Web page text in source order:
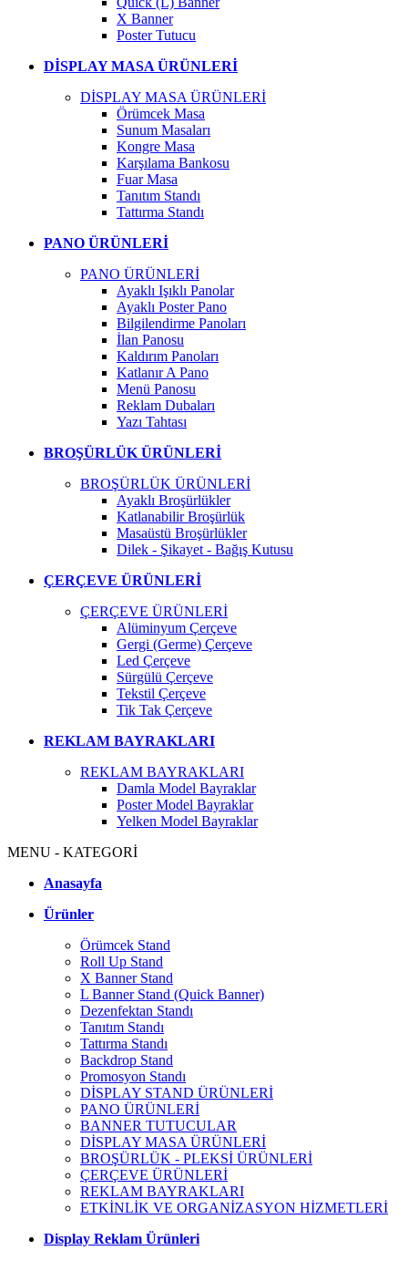
X Banner
Poster Tutucu
DİSPLAY MASA ÜRÜNLERİ
DİSPLAY MASA ÜRÜNLERİ
Örümcek Masa
Sunum Masaları
Kongre Masa
Karşılama Bankosu
Fuar Masa
Tanıtım Standı
Tattırma Standı
PANO ÜRÜNLERİ
PANO ÜRÜNLERİ
Ayaklı Işıklı Panolar
Ayaklı Poster Pano
Bilgilendirme Panoları
İlan Panosu
Kaldırım Panoları
Katlanır A Pano
Menü Panosu
Reklam Dubaları
Yazı Tahtası
BROŞÜRLÜK ÜRÜNLERİ
BROŞÜRLÜK ÜRÜNLERİ
Ayaklı Broşürlükler
Katlanabilir Broşürlük
Masaüstü Broşürlükler
Dilek - Şikayet - Bağış Kutusu
ÇERÇEVE ÜRÜNLERİ
ÇERÇEVE ÜRÜNLERİ
Alüminyum Çerçeve
Gergi (Germe) Çerçeve
Led Çerçeve
Sürgülü Çerçeve
Tekstil Çerçeve
Tik Tak Çerçeve
REKLAM BAYRAKLARI
REKLAM BAYRAKLARI
Damla Model Bayraklar
Poster Model Bayraklar
Yelken Model Bayraklar
MENU - KATEGORİ
Anasayfa
Ürünler
Örümcek Stand
Roll Up Stand
X Banner Stand
L Banner Stand (Quick Banner)
Dezenfektan Standı
Tanıtım Standı
Tattırma Standı
Backdrop Stand
Promosyon Standı
DİSPLAY STAND ÜRÜNLERİ
PANO ÜRÜNLERİ
BANNER TUTUCULAR
DİSPLAY MASA ÜRÜNLERİ
BROŞÜRLÜK - PLEKSİ ÜRÜNLERİ
ÇERÇEVE ÜRÜNLERİ
REKLAM BAYRAKLARI
ETKİNLİK VE ORGANİZASYON HİZMETLERİ
Display Reklam Ürünleri